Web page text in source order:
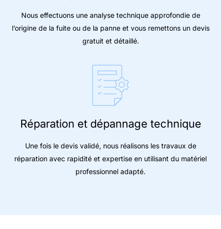
Nous effectuons une analyse technique approfondie de
l’origine de la fuite ou de la panne et vous remettons un devis
gratuit et détaillé.
Réparation et dépannage technique
Une fois le devis validé, nous réalisons les travaux de
réparation avec rapidité et expertise en utilisant du matériel
professionnel adapté.